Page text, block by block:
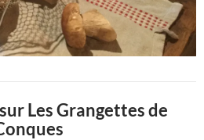
Les Grangettes de